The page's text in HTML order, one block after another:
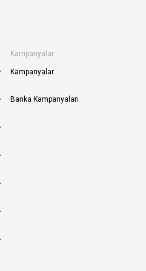
Kampanyalar
Kampanyalar
Banka Kampanyaları